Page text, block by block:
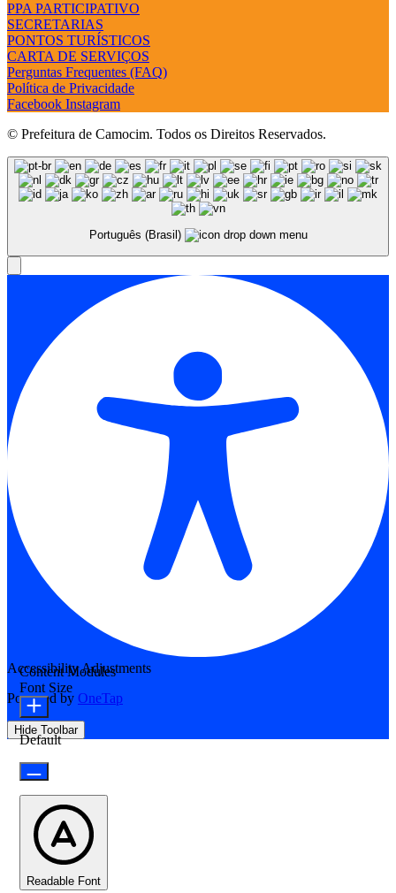
PPA PARTICIPATIVO
SECRETARIAS
PONTOS TURÍSTICOS
CARTA DE SERVIÇOS
Perguntas Frequentes (FAQ)
Política de Privacidade
Facebook Instagram
© Prefeitura de Camocim. Todos os Direitos Reservados.
Português (Brasil)
Accessibility Adjustments
Powered by OneTap
Hide Toolbar
Content Modules
Font Size
Default
Readable Font